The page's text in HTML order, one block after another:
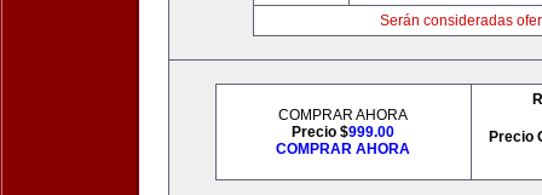
Serán consideradas
COMPRAR AHORA
Precio $999.00
COMPRAR AHORA
Precio